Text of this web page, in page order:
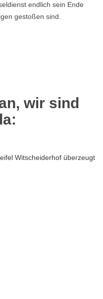
endlich sein Ende
gestoßen sind.
wir sind
Witscheiderhof überzeugt